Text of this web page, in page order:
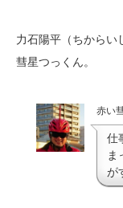
力石陽平（ちからい
彗星つっくん。
赤い
仕
ま
が